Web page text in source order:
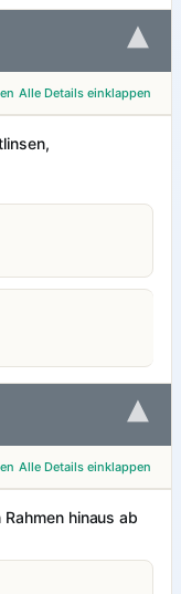
▾
Alle Details einklappen
▾
Alle Details einklappen
hinaus ab